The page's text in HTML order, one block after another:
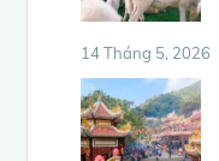
14 Tháng 5, 2026